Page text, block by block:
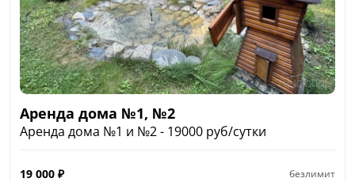
Аренда дома №1, №2
Аренда дома №1 и №2 - 19000 руб/сутки
19 000 ₽ безлимит